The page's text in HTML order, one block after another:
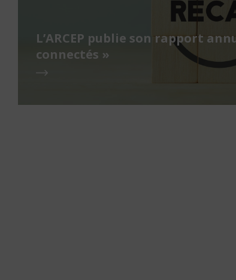
L’ARCEP publie son rapport
connectés »